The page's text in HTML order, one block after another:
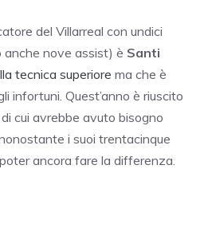
del Villarreal con undici
anche nove assist) è Santi
tecnica superiore ma che è
infortuni. Quest’anno è riuscito
cui avrebbe avuto bisogno
i suoi trentacinque
ancora fare la differenza.